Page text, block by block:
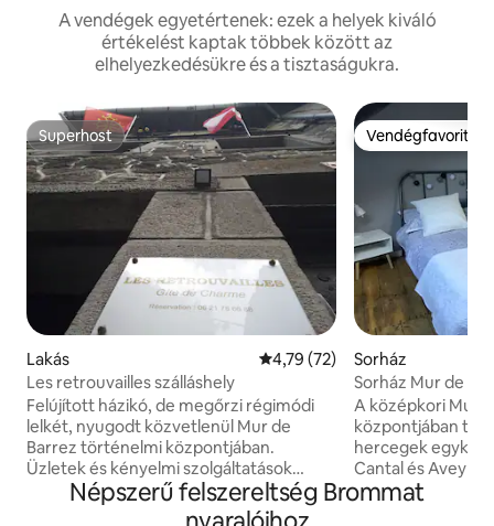
A vendégek egyetértenek: ezek a helyek kiváló
értékelést kaptak többek között az
elhelyezkedésükre és a tisztaságukra.
Superhost
Superhost
Lakás Átlagos értékelés: 5/4,79, 72
4,79 (72)
Les retrouvailles szálláshely
Felújított házikó, de megőrzi régimódi
lelkét, nyugodt közvetlenül Mur de
Barrez történelmi központjában.
Üzletek és kényelmi szolgáltatások
közelében Hozzáférés a garázshoz
kerékpárhoz vagy motorkerékpárhoz.
Vendégfavorit
Vendégfavorit
Sorház
Sorház Mur de
A középkori Mur
központjában
hercegek egykori
Cantal és
szálláshely
Népszerű felszereltség Brommat